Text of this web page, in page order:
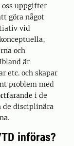
uppgifter
göra något
vid
och
är
etc. och skapar
problem med
i de
de disciplinära
införas?